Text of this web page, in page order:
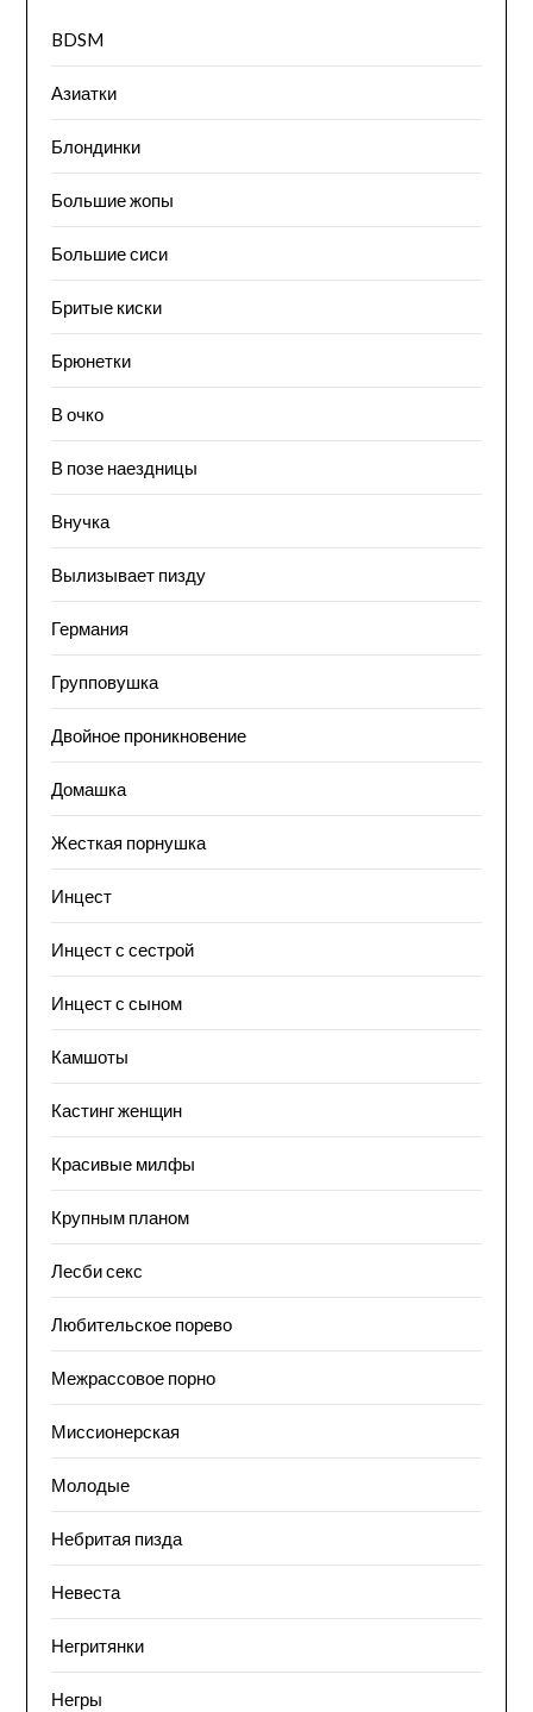
BDSM
Азиатки
Блондинки
Большие жопы
Большие сиси
Бритые киски
Брюнетки
В очко
В позе наездницы
Внучка
Вылизывает пизду
Германия
Групповушка
Двойное проникновение
Домашка
Жесткая порнушка
Инцест
Инцест с сестрой
Инцест с сыном
Камшоты
Кастинг женщин
Красивые милфы
Крупным планом
Лесби секс
Любительское порево
Межрассовое порно
Миссионерская
Молодые
Небритая пизда
Невеста
Негритянки
Негры